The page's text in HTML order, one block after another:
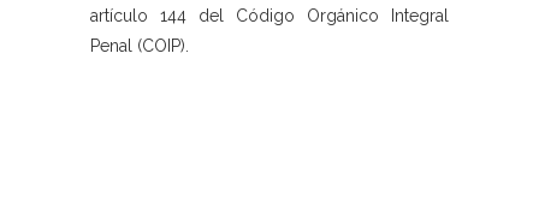
artículo 144 del Código Orgánico Integral
Penal (COIP).